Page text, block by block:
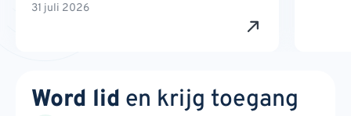
31 juli 2026
Word lid en krijg toegang